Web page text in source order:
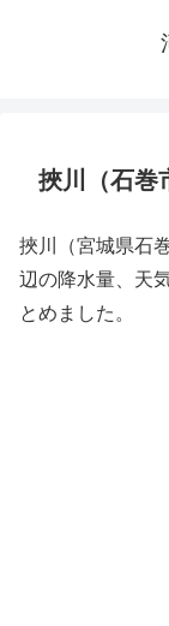
挾川（石巻
挾川（宮城県石
辺の降水量、天
とめました。